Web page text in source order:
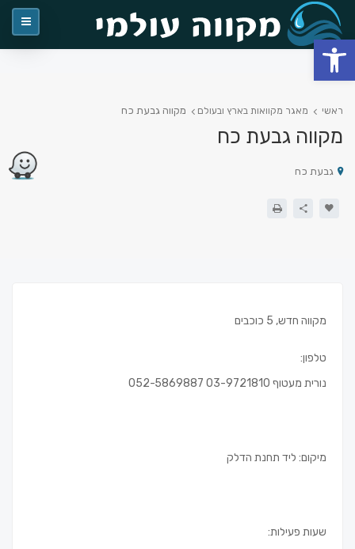
ראשי מאגר מקוואות בארץ ובעולם מקווה גבעת כח
מקווה גבעת כח
גבעת כח
מקווה חדש, 5 כוכבים
טלפון:
נורית מעטוף 03-9721810 052-5869887
מיקום: ליד תחנת הדלק
שעות פעילות:
פתח סרגל נגישות